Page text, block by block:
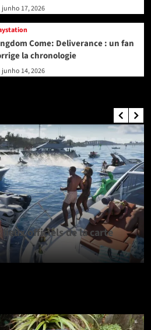
junho 17, 2026
Come: Deliverance : un fan
la chronologie
junho 14, 2026
lieux officiels de la carte